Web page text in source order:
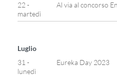
22 -
martedì
Al via al concorso
Luglio
31 -
lunedì
Eureka Day 2023